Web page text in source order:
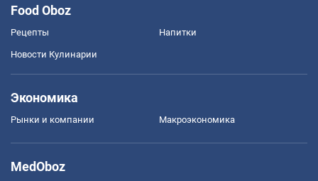
Food Oboz
Рецепты Напитки
Новости Кулинарии
Экономика
Рынки и компании Mакроэкономика
MedOboz